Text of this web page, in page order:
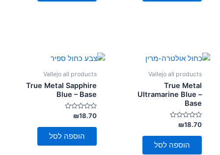
Vallejo all products
True Metal
Ultramarine Blue –
Base
דורג
0
מתוך
₪18.70
הוספה לסל
Vallejo all products
True Metal Sapphire
Blue – Base
דורג
0
מתוך
₪18.70
הוספה לסל